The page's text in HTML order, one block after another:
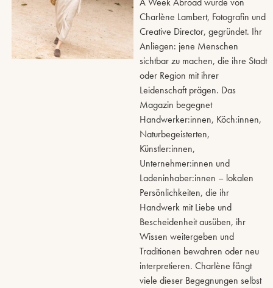
Charlène Lambert, Fotografin und
Creative Director, gegründet. Ihr
Anliegen: jene Menschen
sichtbar zu machen, die ihre Stadt
oder Region mit ihrer
Leidenschaft prägen. Das
Magazin begegnet
Handwerker:innen, Köch:innen,
Naturbegeisterten,
Künstler:innen,
Unternehmer:innen und
Ladeninhaber:innen – lokalen
Persönlichkeiten, die ihr
Handwerk mit Liebe und
Bescheidenheit ausüben, ihr
Wissen weitergeben und
Traditionen bewahren oder neu
interpretieren. Charlène fängt
viele dieser Begegnungen selbst